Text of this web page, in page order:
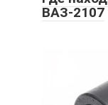
ВАЗ-2107